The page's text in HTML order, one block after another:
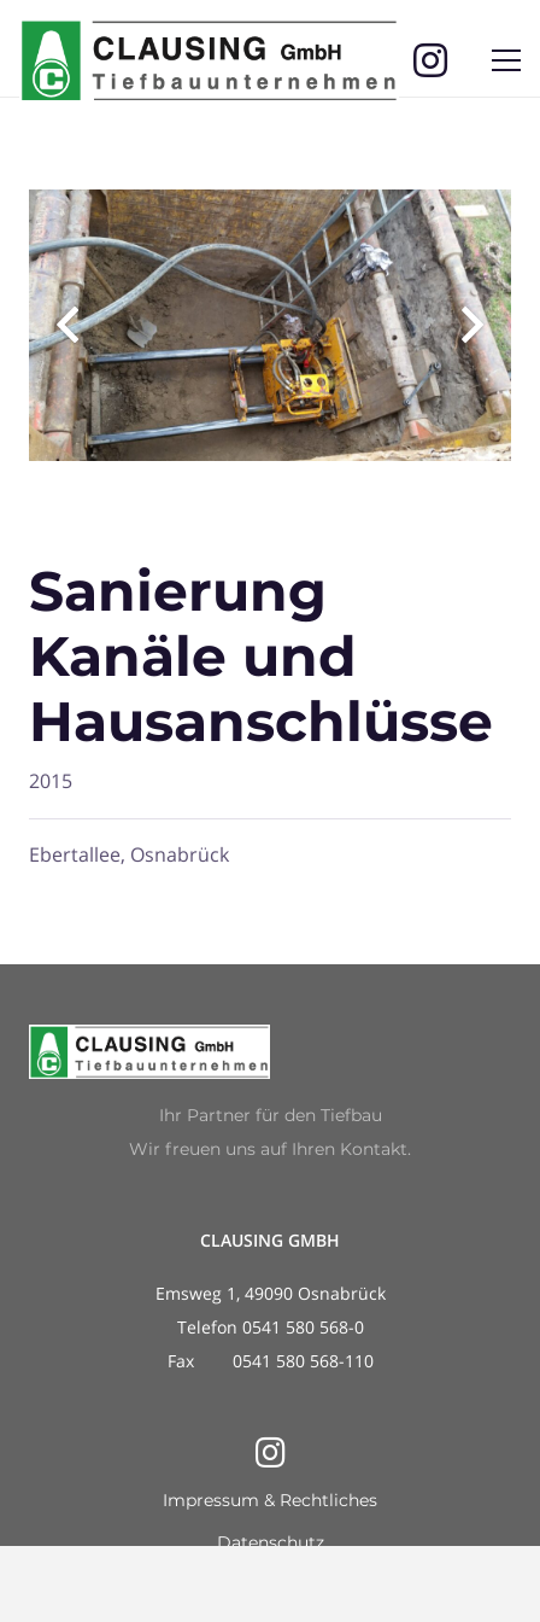
Sanierung
Kanäle und
Hausanschlüsse
2015
Ebertallee, Osnabrück
Ihr Partner für den Tiefbau
Wir freuen uns auf Ihren Kontakt.
CLAUSING GMBH
Emsweg 1, 49090 Osnabrück
Telefon 0541 580 568-0
Fax 0541 580 568-110
Impressum & Rechtliches
Datenschutz